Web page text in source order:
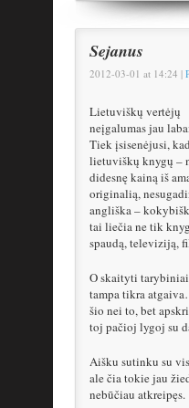
Sejanus
2012-03-01 at 14:24 |
Lietuviškų vertėjų
neįgalumas jau
Tiek įsisenėjusi,
lietuviškų knygų –
didesnę kainą iš
originalią,
angliška –
tai liečia ne tik
spaudą, televiziją,
O skaityti
tampa tikra
šio nei to, bet
toj pačioj lygoj su
Aišku sutinku su
ale čia tokie jau
nebūčiau atkreipęs.